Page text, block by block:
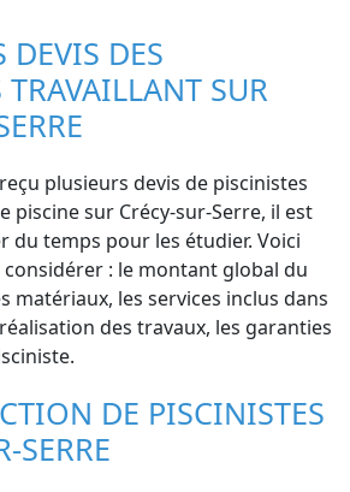
DEVIS DES
SUR
plusieurs devis de piscinistes
piscine sur Crécy-sur-Serre, il est
du temps pour les étudier. Voici
: le montant global du
matériaux, les services inclus dans
des travaux, les garanties
DE PISCINISTES
SERRE